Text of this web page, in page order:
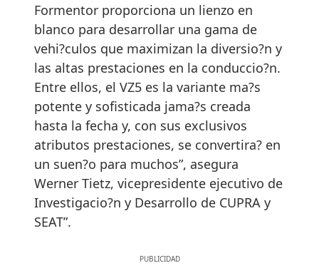
Formentor proporciona un lienzo en
blanco para desarrollar una gama de
vehi?culos que maximizan la diversio?n y
las altas prestaciones en la conduccio?n.
Entre ellos, el VZ5 es la variante ma?s
potente y sofisticada jama?s creada
hasta la fecha y, con sus exclusivos
atributos prestaciones, se convertira? en
un suen?o para muchos”, asegura
Werner Tietz, vicepresidente ejecutivo de
Investigacio?n y Desarrollo de CUPRA y
SEAT”.